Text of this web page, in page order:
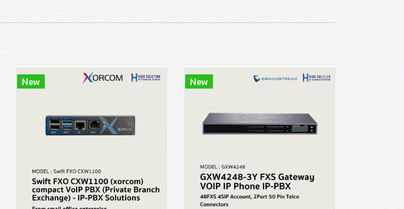
New New